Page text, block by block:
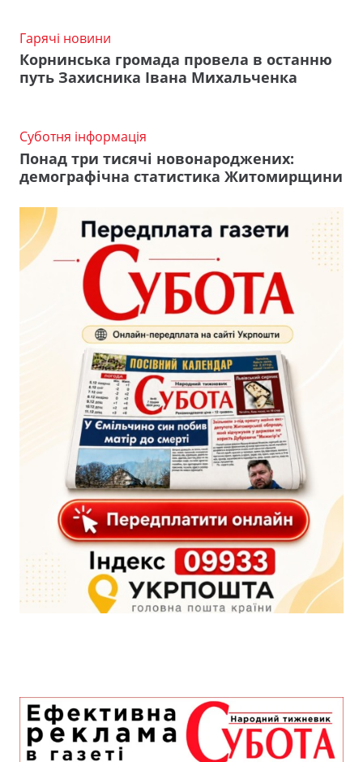
Гарячі новини
Корнинська громада провела в останню
путь Захисника Івана Михальченка
Суботня інформація
Понад три тисячі новонароджених:
демографічна статистика Житомирщини